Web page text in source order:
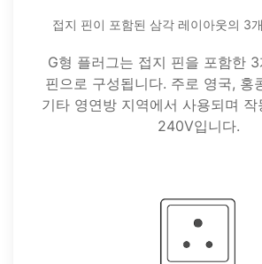
접지 핀이 포함된 삼각 레이아웃의 3
G형 플러그는 접지 핀을 포함한
핀으로 구성됩니다. 주로 영국, 홍
기타 영연방 지역에서 사용되며
240V입니다.